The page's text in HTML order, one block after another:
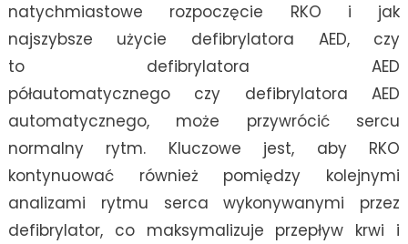
natychmiastowe rozpoczęcie RKO i jak
najszybsze użycie defibrylatora AED, czy
to defibrylatora AED
półautomatycznego czy defibrylatora AED
automatycznego, może przywrócić sercu
normalny rytm. Kluczowe jest, aby RKO
kontynuować również pomiędzy kolejnymi
analizami rytmu serca wykonywanymi przez
defibrylator, co maksymalizuje przepływ krwi i